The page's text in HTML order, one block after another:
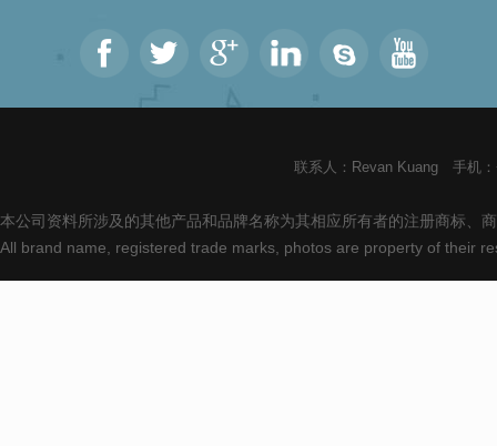
联系人：Revan Kuang 手机
本公司资料所涉及的其他产品和品牌名称为其相应所有者的注册商标、
All brand name, registered trade marks, photos are property of their